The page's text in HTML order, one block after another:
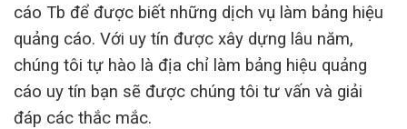
cáo Tb để được biết những dịch vụ làm bảng hiệu
quảng cáo. Với uy tín được xây dựng lâu năm,
chúng tôi tự hào là địa chỉ làm bảng hiệu quảng
cáo uy tín bạn sẽ được chúng tôi tư vấn và giải
đáp các thắc mắc.